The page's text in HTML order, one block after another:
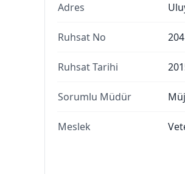
Adres
Ruhsat No 204
Ruhsat Tarihi
Sorumlu Müdür
Meslek